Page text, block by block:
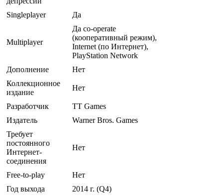
Singleplayer Да
Multiplayer
Да co-operate
(кооперативный режим),
Internet (по Интернет),
PlayStation Network
Дополнение
Нет
Коллекционное
издание
Нет
Разработчик
TT Games
Издатель
Warner Bros. Games
Требует
постоянного
Интернет-
соединения
Нет
Free-to-play
Нет
Год выхода
2014 г. (Q4)